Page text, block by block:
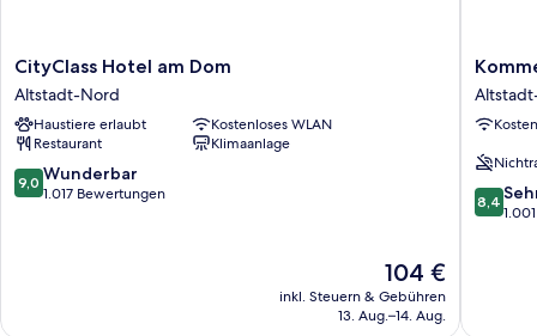
CityClass
Hotel
am
Dom
Altstadt-
Nord
CityClass Hotel am Dom
Altstadt-Nord
Haustiere erlaubt
Kostenloses WLAN
Restaurant
Klimaanlage
9.0
von
9,0 Wunderbar
1.017 Bewertungen
Der
Preis
beträgt
104 €
inkl. Steuern & Gebühren
13. Aug.–14. Aug.
Köln
Nord
8.4
von
8,4